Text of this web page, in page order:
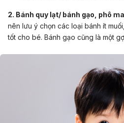
2. Bánh quy lạt/ bánh gạo, phô
nên lưu ý chọn các loại bánh ít
tốt cho bé. Bánh gạo cũng là một